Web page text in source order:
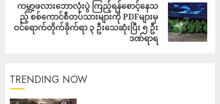
ကမ္ဘာ့ဖလားဘောလုံးပွဲ ကြည့်ရန်စောင့်နေသ
ည့် စစ်ကောင်စီတပ်သားများကို PDFများမှ
ဝင်ရောက်တိုက်ခိုက်ရာ ၃ ဦးသေဆုံးပြီး ၅ ဦး
ဒဏ်ရာရ
TRENDING NOW